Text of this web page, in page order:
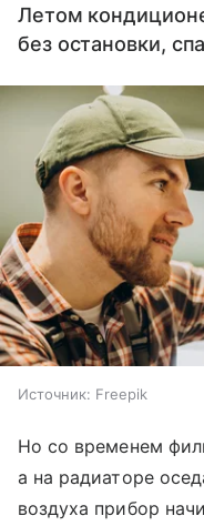
Летом
без остановки,
Источник: Freepik
Но со временем
а на радиаторе
воздуха прибор